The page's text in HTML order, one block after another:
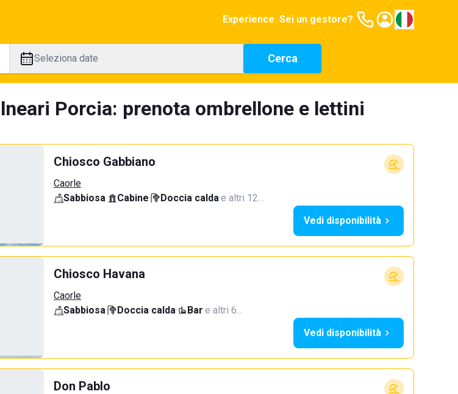
Experience Sei un gestore?
Seleziona date Cerca
Porcia: prenota ombrellone e lettini
Chiosco Gabbiano
Caorle
Sabbiosa· Cabine· Doccia calda·e altri 12…
Vedi disponibilità
Chiosco Havana
Caorle
Sabbiosa· Doccia calda· Bar·e altri 6…
Vedi disponibilità
Don Pablo